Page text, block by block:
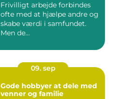
Frivilligt arbejde forbindes
ofte med at hjælpe andre og
skabe værdi i samfundet.
Men de...
09. sep
Gode hobbyer at dele med
venner og familie